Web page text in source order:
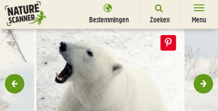
Ga
naar
content
Bestemmingen Zoeken Menu
Bestemmingen
Overnachten
Activiteiten
Natuurparken
IJsberen in Canada